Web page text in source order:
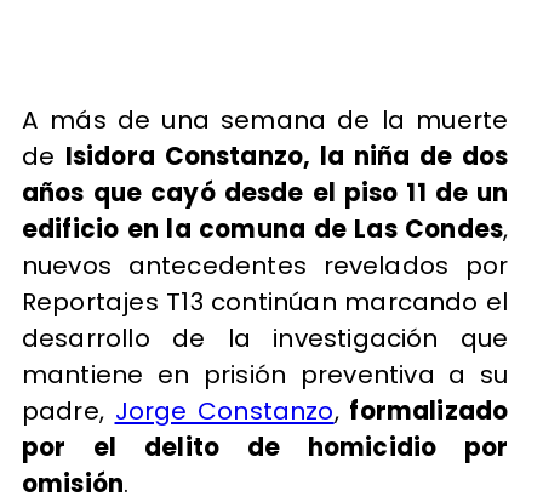
A más de una semana de la muerte
de Isidora Constanzo, la niña de dos
años que cayó desde el piso 11 de un
edificio en la comuna de Las Condes,
nuevos antecedentes revelados por
Reportajes T13 continúan marcando el
desarrollo de la investigación que
mantiene en prisión preventiva a su
padre, Jorge Constanzo, formalizado
por el delito de homicidio por
omisión.